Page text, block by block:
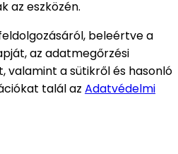
az eszközén.
beleértve a
az adatmegőrzési
valamint a sütikről és hasonló
talál az Adatvédelmi